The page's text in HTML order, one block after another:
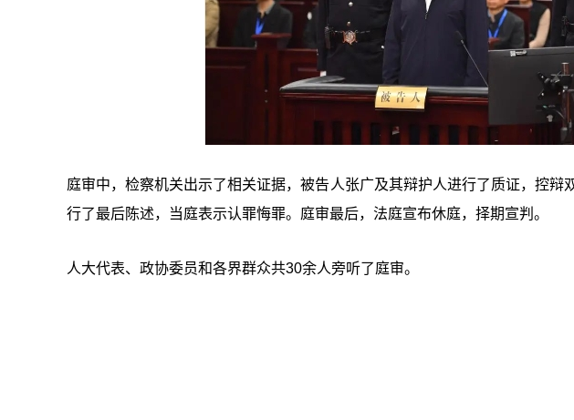
庭审中，检察机关出示了相关证据，被告人张广及其辩护人进行了质证，控
行了最后陈述，当庭表示认罪悔罪。庭审最后，法庭宣布休庭，择期宣判。
人大代表、政协委员和各界群众共30余人旁听了庭审。